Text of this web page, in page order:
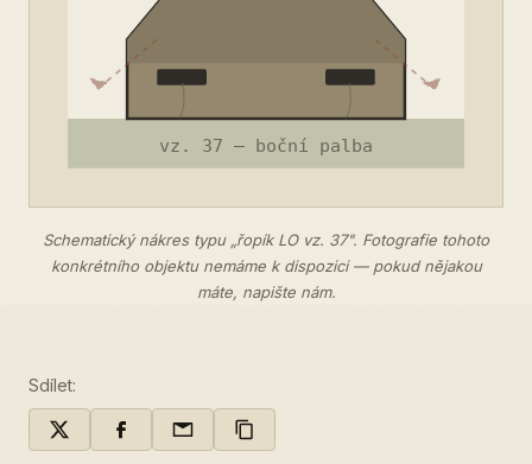
Schematický nákres typu „řopík LO vz. 37". Fotografie tohoto
konkrétního objektu nemáme k dispozici — pokud nějakou
máte, napište nám.
Sdílet: